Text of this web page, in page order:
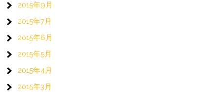
2015年9月
2015年7月
2015年6月
2015年5月
2015年4月
2015年3月